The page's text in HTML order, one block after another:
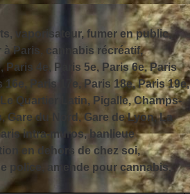
vaporisateur, fumer en public,
Paris, cannabis récréatif,
4e, Paris 5e, Paris 6e, Paris
Paris 17e, Paris 18e, Paris 19e,
Quartier Latin, Pigalle, Champs-
du Nord, Gare de Lyon, La
intra-muros, banlieue
en dehors de chez soi,
police, amende pour cannabis,